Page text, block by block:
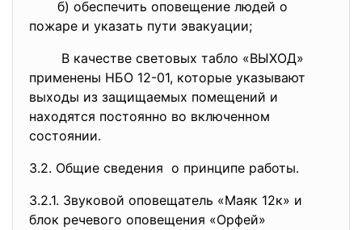
б) обеспечить оповещение людей о
пожаре и указать пути эвакуации;
В качестве световых табло «ВЫХОД»
применены НБО 12-01, которые указывают
выходы из защищаемых помещений и
находятся постоянно во включенном
состоянии.
3.2. Общие сведения о принципе работы.
3.2.1. Звуковой оповещатель «Маяк 12к» и
блок речевого оповещения «Орфей»